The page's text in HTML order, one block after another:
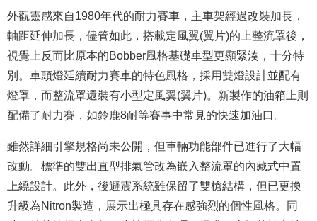
外觀靈感來自1980年代的耐力賽車，主車架經過改裝加長，
軸距延伸加長，儘管如此，搭載定風翼(翼片)的上整流罩後，
視覺上反而比原本的Bobber風格基礎車型更顯緊湊，十分特
別。車頭燈延續耐力賽車的特色風格，採用雙燈設計並配有
燈罩，而整流罩還裝有小型定風翼(翼片)。新製作的油箱上則
配備了耐力賽，如鈴鹿8耐等賽事中常見的快速加油口。
雖然詳細引擎規格尚未公開，但車輛功能部件已進行了大幅
改動。標準的雙出直型排氣管改為嵌入整流罩的內藏式中置
上繞設計。此外，後避震系統雖保留了雙槍結構，但已更換
升級為Nitron製造，展示出極具存在感強烈的個性風格。同